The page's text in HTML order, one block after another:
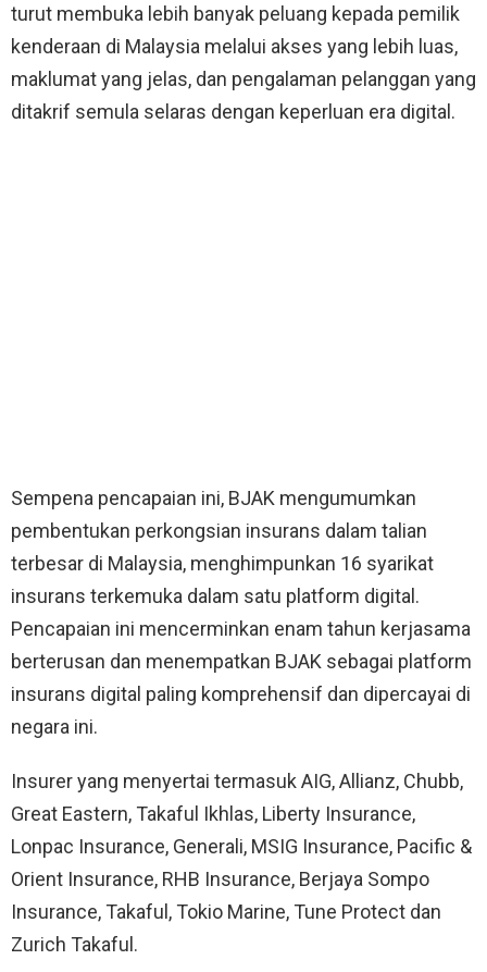
turut membuka lebih banyak peluang kepada pemilik
kenderaan di Malaysia melalui akses yang lebih luas,
maklumat yang jelas, dan pengalaman pelanggan yang
ditakrif semula selaras dengan keperluan era digital.
Sempena pencapaian ini, BJAK mengumumkan
pembentukan perkongsian insurans dalam talian
terbesar di Malaysia, menghimpunkan 16 syarikat
insurans terkemuka dalam satu platform digital.
Pencapaian ini mencerminkan enam tahun kerjasama
berterusan dan menempatkan BJAK sebagai platform
insurans digital paling komprehensif dan dipercayai di
negara ini.
Insurer yang menyertai termasuk AIG, Allianz, Chubb,
Great Eastern, Takaful Ikhlas, Liberty Insurance,
Lonpac Insurance, Generali, MSIG Insurance, Pacific &
Orient Insurance, RHB Insurance, Berjaya Sompo
Insurance, Takaful, Tokio Marine, Tune Protect dan
Zurich Takaful.